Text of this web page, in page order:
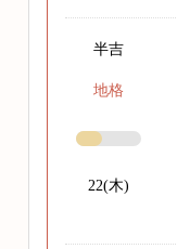
半吉
地格
22(木)